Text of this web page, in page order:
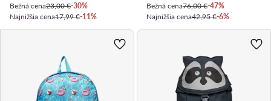
Bežná cena23,00 €-30%
Najnižšia cena17,99 €-11%
Bežná cena76,00 €-47%
Najnižšia cena42,95 €-6%